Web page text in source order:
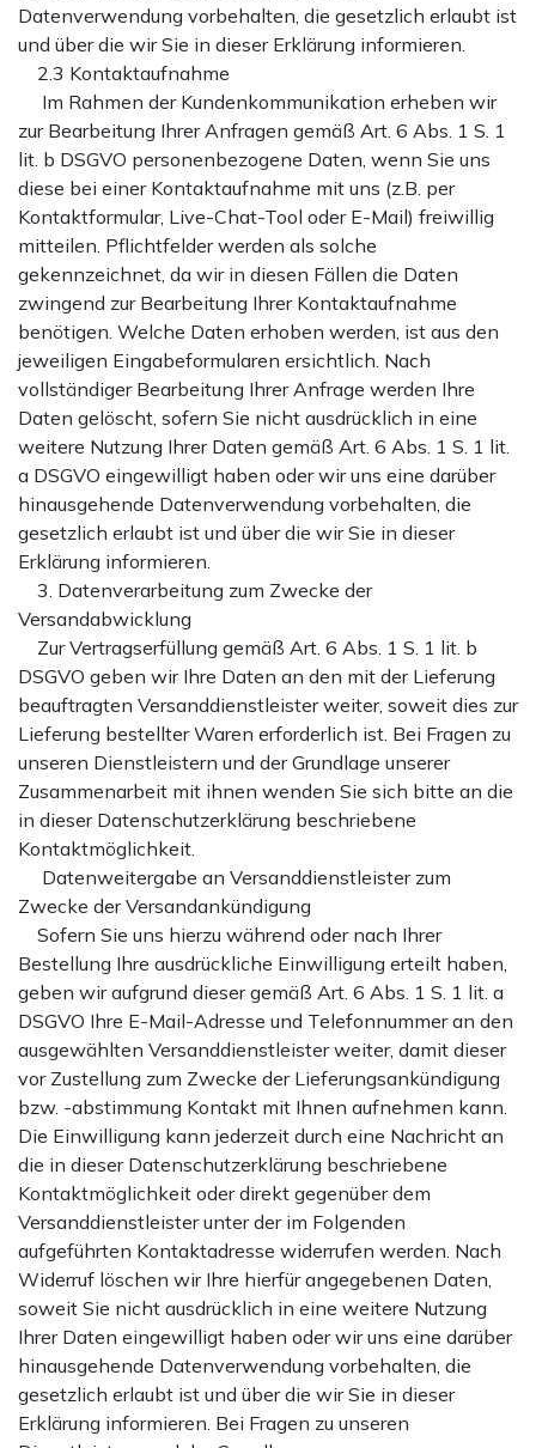
Datenverwendung vorbehalten, die gesetzlich erlaubt ist
und über die wir Sie in dieser Erklärung informieren.
2.3 Kontaktaufnahme
Im Rahmen der Kundenkommunikation erheben wir
zur Bearbeitung Ihrer Anfragen gemäß Art. 6 Abs. 1 S. 1
lit. b DSGVO personenbezogene Daten, wenn Sie uns
diese bei einer Kontaktaufnahme mit uns (z.B. per
Kontaktformular, Live-Chat-Tool oder E-Mail) freiwillig
mitteilen. Pflichtfelder werden als solche
gekennzeichnet, da wir in diesen Fällen die Daten
zwingend zur Bearbeitung Ihrer Kontaktaufnahme
benötigen. Welche Daten erhoben werden, ist aus den
jeweiligen Eingabeformularen ersichtlich. Nach
vollständiger Bearbeitung Ihrer Anfrage werden Ihre
Daten gelöscht, sofern Sie nicht ausdrücklich in eine
weitere Nutzung Ihrer Daten gemäß Art. 6 Abs. 1 S. 1 lit.
a DSGVO eingewilligt haben oder wir uns eine darüber
hinausgehende Datenverwendung vorbehalten, die
gesetzlich erlaubt ist und über die wir Sie in dieser
Erklärung informieren.
3. Datenverarbeitung zum Zwecke der
Versandabwicklung
Zur Vertragserfüllung gemäß Art. 6 Abs. 1 S. 1 lit. b
DSGVO geben wir Ihre Daten an den mit der Lieferung
beauftragten Versanddienstleister weiter, soweit dies zur
Lieferung bestellter Waren erforderlich ist. Bei Fragen zu
unseren Dienstleistern und der Grundlage unserer
Zusammenarbeit mit ihnen wenden Sie sich bitte an die
in dieser Datenschutzerklärung beschriebene
Kontaktmöglichkeit.
Datenweitergabe an Versanddienstleister zum
Zwecke der Versandankündigung
Sofern Sie uns hierzu während oder nach Ihrer
Bestellung Ihre ausdrückliche Einwilligung erteilt haben,
geben wir aufgrund dieser gemäß Art. 6 Abs. 1 S. 1 lit. a
DSGVO Ihre E-Mail-Adresse und Telefonnummer an den
ausgewählten Versanddienstleister weiter, damit dieser
vor Zustellung zum Zwecke der Lieferungsankündigung
bzw. -abstimmung Kontakt mit Ihnen aufnehmen kann.
Die Einwilligung kann jederzeit durch eine Nachricht an
die in dieser Datenschutzerklärung beschriebene
Kontaktmöglichkeit oder direkt gegenüber dem
Versanddienstleister unter der im Folgenden
aufgeführten Kontaktadresse widerrufen werden. Nach
Widerruf löschen wir Ihre hierfür angegebenen Daten,
soweit Sie nicht ausdrücklich in eine weitere Nutzung
Ihrer Daten eingewilligt haben oder wir uns eine darüber
hinausgehende Datenverwendung vorbehalten, die
gesetzlich erlaubt ist und über die wir Sie in dieser
Erklärung informieren. Bei Fragen zu unseren